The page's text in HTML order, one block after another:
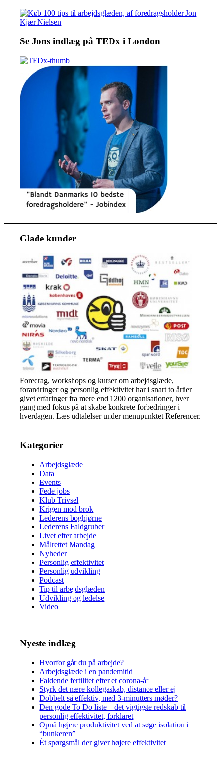
Se Jons indlæg på TEDx i London
Glade kunder
Foredrag, workshops og kurser om arbejdsglæde,
forandringer og personlig effektivitet har i snart to årtier
givet erfaringer fra mere end 1200 organisationer, hver
gang med fokus på at skabe konkrete forbedringer i
hverdagen. Læs udtalelser under menupunktet Referencer.
Kategorier
Arbejdsglæde
Data
Events
Fede jobs
Klub Trivsel
Krigen mod brok
Lederens boghjørne
Lederens Faldgruber
Livet efter arbejde
Målrettet Mandag
Nyheder
Personlig effektivitet
Personlig udvikling
Podcast
Tip til arbejdsglæden
Udvikling og ledelse
Video
Nyeste indlæg
Hvorfor går du på arbejde?
Arbejdsglæde i en pandemitid
Faldende fertilitet efter et corona-år
Styrk det nære kollegaskab, distance eller ej
Dobbelt så effektiv, med 3-minutters møder?
Den gode To Do liste – det vigtigste redskab til
personlig effektivitet, forklaret
Opnå højere produktivitet ved at søge isolation i
“bunkeren”
Ét spørgsmål der giver højere effektivitet